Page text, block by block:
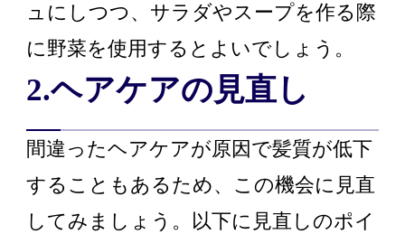
ュにしつつ、サラダやスープを作る際
に野菜を使用するとよいでしょう。
2.ヘアケアの見直し
間違ったヘアケアが原因で髪質が低下
することもあるため、この機会に見直
してみましょう。以下に見直しのポイ